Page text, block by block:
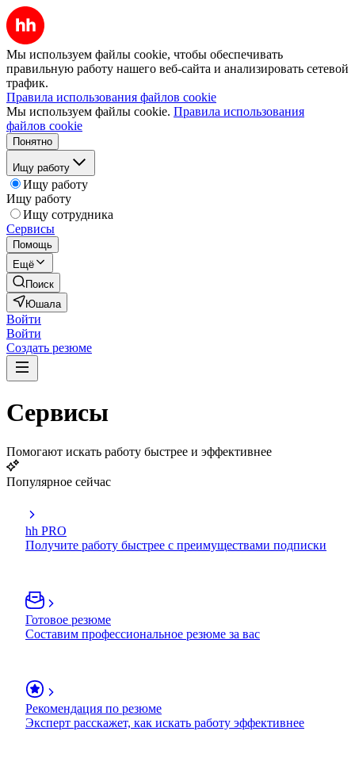
Мы используем файлы cookie, чтобы обеспечивать
правильную работу нашего веб-сайта и анализировать сетевой
трафик.
Правила использования файлов cookie
Мы используем файлы cookie. Правила использования
файлов cookie
Понятно
Ищу работу
Ищу работу
Ищу работу
Ищу сотрудника
Сервисы
Помощь
Ещё
Поиск
Юшала
Войти
Войти
Создать резюме
Сервисы
Помогают искать работу быстрее и эффективнее
Популярное сейчас
hh PRO
Получите работу быстрее с преимуществами подписки
Готовое резюме
Составим профессиональное резюме за вас
Рекомендация по резюме
Эксперт расскажет, как искать работу эффективнее